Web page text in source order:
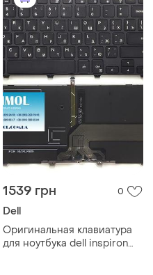
1539 грн 0
Dell
Оригинальная клавиатура
для ноутбука dell inspiron